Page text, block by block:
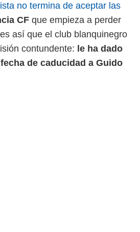
no termina de aceptar las
CF que empieza a perder
así que el club blanquinegro
contundente: le ha dado
de caducidad a Guido